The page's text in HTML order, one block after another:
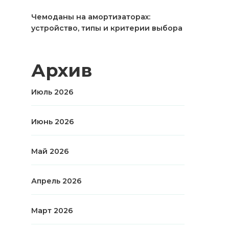
Чемоданы на амортизаторах:
устройство, типы и критерии выбора
Архив
Июль 2026
Июнь 2026
Май 2026
Апрель 2026
Март 2026